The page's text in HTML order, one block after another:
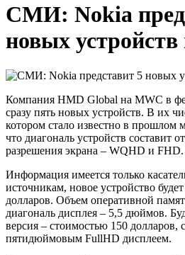
СМИ: Nokia
новых устройств
Компания HMD Global на MWC в
сразу пять новых устройств. В их
котором стало известно в прошлом
что диагональ устройств составит
разрешения экрана – WQHD и FHD.
Информация имеется только
источникам, новое устройство
долларов. Объем оперативной
диагональ дисплея – 5,5 дюймов.
версия – стоимостью 150
пятидюймовым FullHD дисплеем.